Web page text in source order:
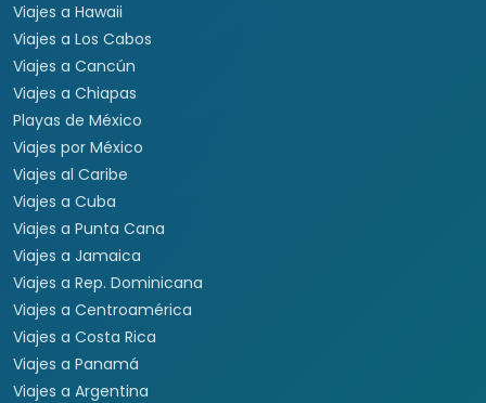
Viajes a Hawaii
Viajes a Los Cabos
Viajes a Cancún
Viajes a Chiapas
Playas de México
Viajes por México
Viajes al Caribe
Viajes a Cuba
Viajes a Punta Cana
Viajes a Jamaica
Viajes a Rep. Dominicana
Viajes a Centroamérica
Viajes a Costa Rica
Viajes a Panamá
Viajes a Argentina